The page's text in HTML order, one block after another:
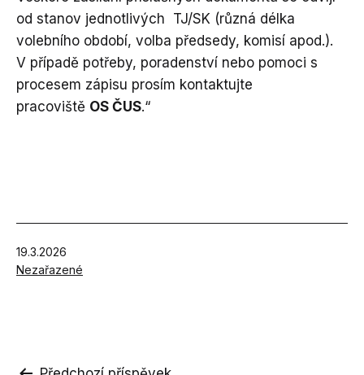
od stanov jednotlivých TJ/SK (různá délka
volebního období, volba předsedy, komisí apod.).
V případě potřeby, poradenství nebo pomoci s
procesem zápisu prosím kontaktujte
pracoviště OS ČUS.“
Publikováno
19.3.2026
V
Nezařazené